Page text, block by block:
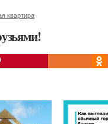
квартира